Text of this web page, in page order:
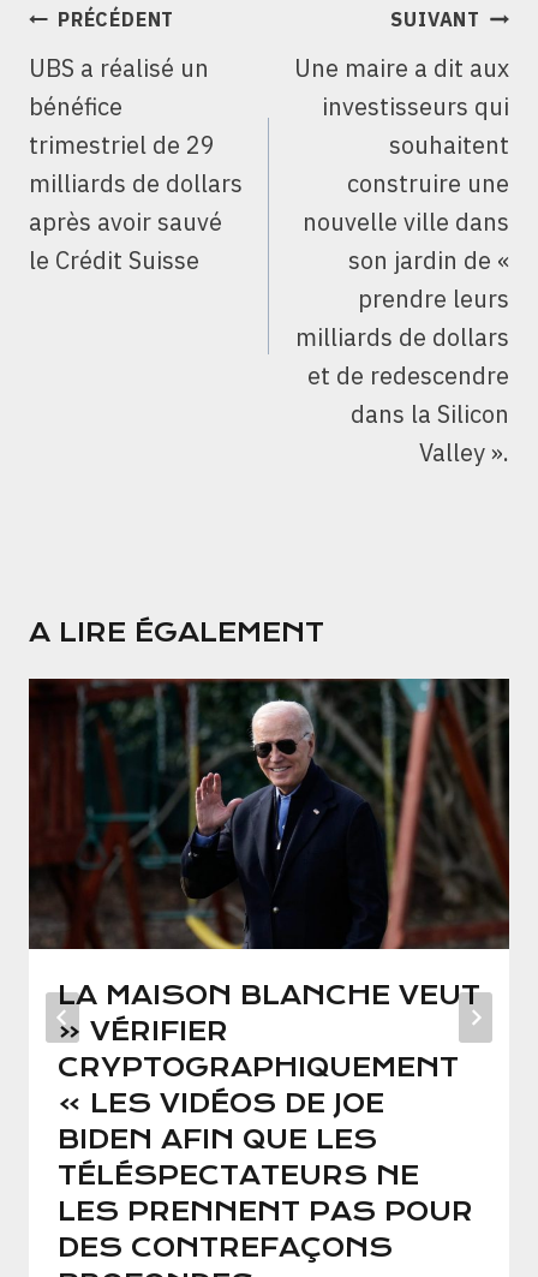
NAVIGATION
L’ARTICLE
PRÉCÉDENT
UBS a réalisé un
bénéfice
trimestriel de 29
milliards de dollars
après avoir sauvé
le Crédit Suisse
SUIVANT
Une maire a dit aux
investisseurs qui
souhaitent
construire une
nouvelle ville dans
son jardin de «
prendre leurs
milliards de dollars
et de redescendre
dans la Silicon
Valley ».
A LIRE ÉGALEMENT
LA MAISON BLANCHE VEUT
« VÉRIFIER
CRYPTOGRAPHIQUEMENT
» LES VIDÉOS DE JOE
BIDEN AFIN QUE LES
TÉLÉSPECTATEURS NE
LES PRENNENT PAS POUR
DES CONTREFAÇONS